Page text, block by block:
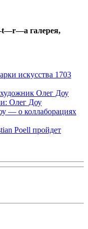
галерея,
искусства 1703
Олег Доу
Олег Доу
— о коллаборациях
Poell пройдет